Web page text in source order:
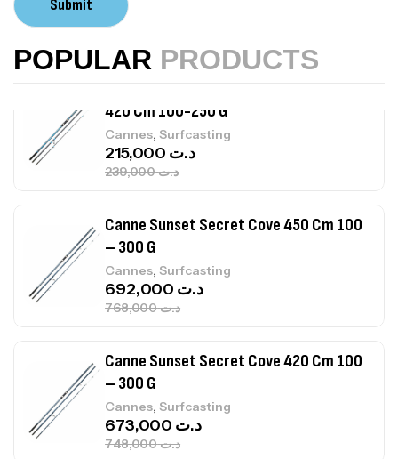
Submit
POPULAR PRODUCTS
Accastillage bateau
420 Cm 100-250 G
Cannes, Surfcasting
د.ت239,000
د.ت
Canne Sunset Secret Cove 450 Cm 100
– 300 G
Cannes, Surfcasting
د.ت768,000
د.ت
Canne Sunset Secret Cove 420 Cm 100
– 300 G
Cannes, Surfcasting
د.ت748,000
د.ت